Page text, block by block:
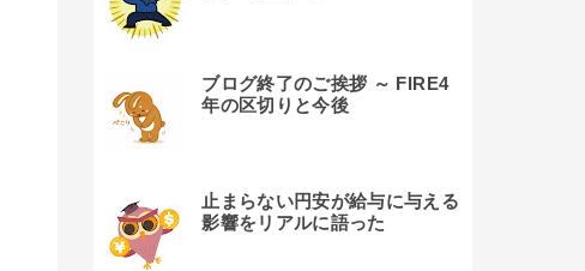
ブログ終了のご挨拶 ～ FIRE4
年の区切りと今後
止まらない円安が給与に与える
影響をリアルに語った